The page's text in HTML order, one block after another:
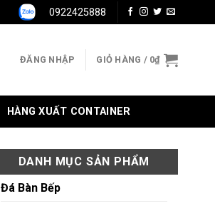
0922425888
ĐĂNG NHẬP GIỎ HÀNG / 0₫
HÀNG XUẤT CONTAINER
DANH MỤC SẢN PHẨM
Đá Bàn Bếp